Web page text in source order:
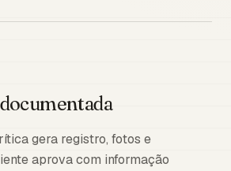
gera registro, fotos e
aprova com informação